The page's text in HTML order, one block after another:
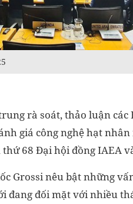
rà soát, thảo luận các
giá công nghệ hạt
68 Đại hội đồng IAEA
Grossi nêu bật những
đang đối mặt với nhiều